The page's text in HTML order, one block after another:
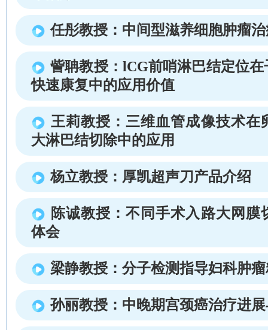
任彤教授：中间型滋养细胞肿瘤
訾聃教授：lCG前哨淋巴结定位
快速康复中的应用价值
王莉教授：三维血管成像技术在
大淋巴结切除中的应用
杨立教授：厚凯超声刀产品介绍
陈诚教授：不同手术入路大网膜
体会
梁静教授：分子检测指导妇科肿
孙丽教授：中晚期宫颈癌治疗进